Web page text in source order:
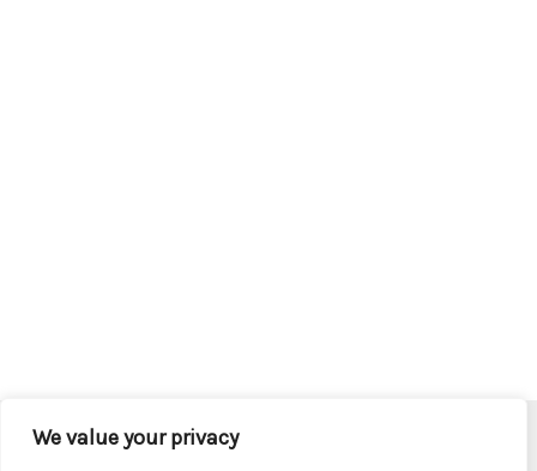
We value your privacy